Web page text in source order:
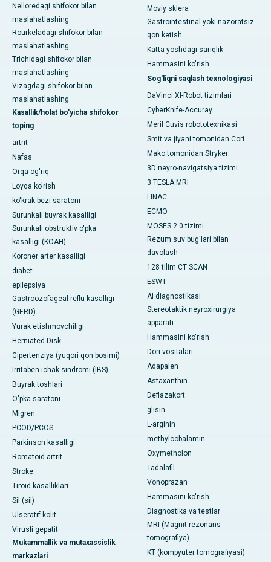
Nelloredagi shifokor bilan
maslahatlashing
Rourkeladagi shifokor bilan
maslahatlashing
Trichidagi shifokor bilan
maslahatlashing
Vizagdagi shifokor bilan
maslahatlashing
Kasallik/holat bo'yicha shifokor
toping
artrit
Nafas
Orqa og'riq
Loyqa ko'rish
ko'krak bezi saratoni
Surunkali buyrak kasalligi
Surunkali obstruktiv o'pka
kasalligi (KOAH)
Koroner arter kasalligi
diabet
epilepsiya
Gastroözofageal reflü kasalligi
(GERD)
Yurak etishmovchiligi
Herniated Disk
Gipertenziya (yuqori qon bosimi)
Irritaben ichak sindromi (IBS)
Buyrak toshlari
O'pka saratoni
Migren
PCOD/PCOS
Parkinson kasalligi
Romatoid artrit
Stroke
Tiroid kasalliklari
Sil (sil)
Ülseratif kolit
Virusli gepatit
Mukammallik va mutaxassislik
markazlari
Moviy sklera
Gastrointestinal yoki nazoratsiz
qon ketish
Katta yoshdagi sariqlik
Hammasini ko'rish
Sog'liqni saqlash texnologiyasi
DaVinci XI-Robot tizimlari
CyberKnife-Accuray
Meril Cuvis robototexnikasi
Smit va jiyani tomonidan Cori
Mako tomonidan Stryker
3D neyro-navigatsiya tizimi
3 TESLA MRI
LINAC
ECMO
MOSES 2.0 tizimi
Rezum suv bug'lari bilan
davolash
128 tilim CT SCAN
ESWT
AI diagnostikasi
Stereotaktik neyroxirurgiya
apparati
Hammasini ko'rish
Dori vositalari
Adapalen
Astaxanthin
Deflazakort
glisin
L-arginin
methylcobalamin
Oxymetholon
Tadalafil
Vonoprazan
Hammasini ko'rish
Diagnostika va testlar
MRI (Magnit-rezonans
tomografiya)
KT (kompyuter tomografiyasi)